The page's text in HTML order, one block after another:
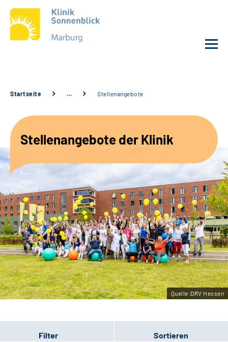
Service
Karriere
Sozialdienste & Zuweisende
Suche
Leichte Sprache
Gebärdensprache
Startseite … Stellenangebote
Stellenangebote der Klinik
Quelle:DRV Hessen
Filter Sortieren